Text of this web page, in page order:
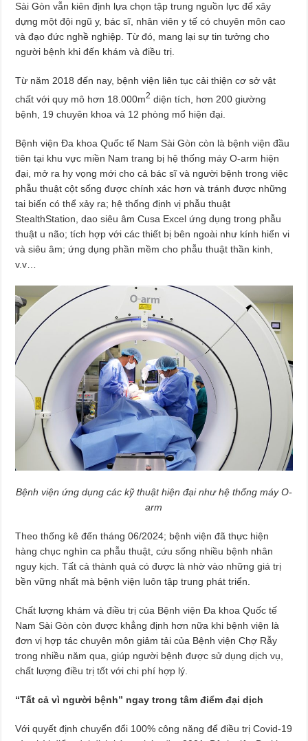
Sài Gòn vẫn kiên định lựa chọn tập trung nguồn lực để xây
dựng một đội ngũ y, bác sĩ, nhân viên y tế có chuyên môn cao
và đạo đức nghề nghiệp. Từ đó, mang lại sự tin tưởng cho
người bệnh khi đến khám và điều trị.
Từ năm 2018 đến nay, bệnh viện liên tục cải thiện cơ sở vật
chất với quy mô hơn 18.000m2 diện tích, hơn 200 giường
bệnh, 19 chuyên khoa và 12 phòng mổ hiện đại.
Bệnh viện Đa khoa Quốc tế Nam Sài Gòn còn là bệnh viện đầu
tiên tại khu vực miền Nam trang bị hệ thống máy O-arm hiện
đại, mở ra hy vọng mới cho cả bác sĩ và người bệnh trong việc
phẫu thuật cột sống được chính xác hơn và tránh được những
tai biến có thể xảy ra; hệ thống định vị phẫu thuật
StealthStation, dao siêu âm Cusa Excel ứng dụng trong phẫu
thuật u não; tích hợp với các thiết bị bên ngoài như kính hiển vi
và siêu âm; ứng dụng phần mềm cho phẫu thuật thần kinh,
v.v…
Bệnh viện ứng dụng các kỹ thuật hiện đại như hệ thống máy O-
arm
Theo thống kê đến tháng 06/2024; bệnh viện đã thực hiện
hàng chục nghìn ca phẫu thuật, cứu sống nhiều bệnh nhân
nguy kịch. Tất cả thành quả có được là nhờ vào những giá trị
bền vững nhất mà bệnh viện luôn tập trung phát triển.
Chất lượng khám và điều trị của Bệnh viện Đa khoa Quốc tế
Nam Sài Gòn còn được khẳng định hơn nữa khi bệnh viện là
đơn vị hợp tác chuyên môn giảm tải của Bệnh viện Chợ Rẫy
trong nhiều năm qua, giúp người bệnh được sử dụng dịch vụ,
chất lượng điều trị tốt với chi phí hợp lý.
“Tất cả vì người bệnh” ngay trong tâm điểm đại dịch
Với quyết định chuyển đổi 100% công năng để điều trị Covid-19